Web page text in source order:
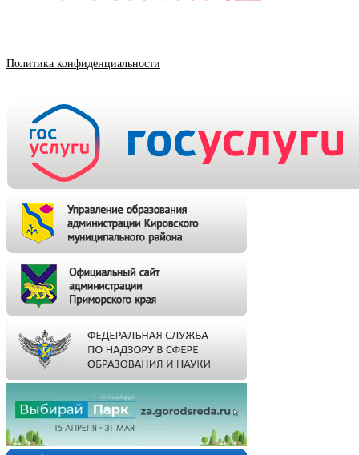
Политика конфиденциальности